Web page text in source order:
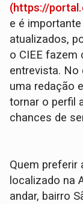
(https://
e é
atualizados,
o CIEE fazem
entrevista. No
uma redação
tornar o perfil
chances de
Quem preferir
localizado na
andar, bairro